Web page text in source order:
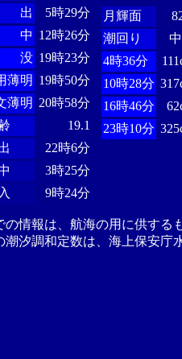
出
5時29分
中 12時26分
没 19時23分
薄明 19時50分
薄明 20時58分
19.1
22時6分
3時25分
9時24分
月輝面
潮回り
4時36分
10時28分
16時46分
23時10分
の情報は、航海の用に供する
潮汐調和定数は、海上保安庁